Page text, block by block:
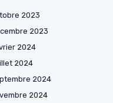
2023
2023
2024
2024
2024
2024